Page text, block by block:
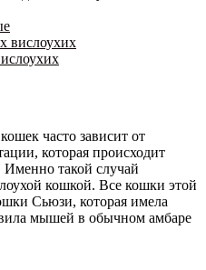
вислоухих
часто зависит от
которая происходит
такой случай
кошкой. Все кошки этой
Сьюзи, которая имела
мышей в обычном амбаре